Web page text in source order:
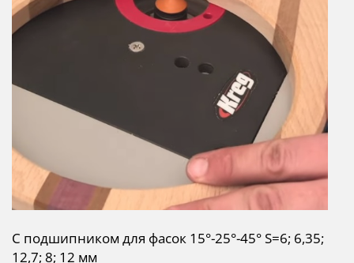
С подшипником для фасок 15°-25°-45° S=6; 6,35;
12,7; 8; 12 мм